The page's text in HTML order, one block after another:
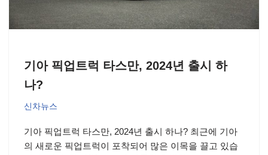
기아 픽업트럭 타스만, 2024년 출시 하
나?
신차뉴스
기아 픽업트럭 타스만, 2024년 출시 하나? 최근에 기아
의 새로운 픽업트럭이 포착되어 많은 이목을 끌고 있습